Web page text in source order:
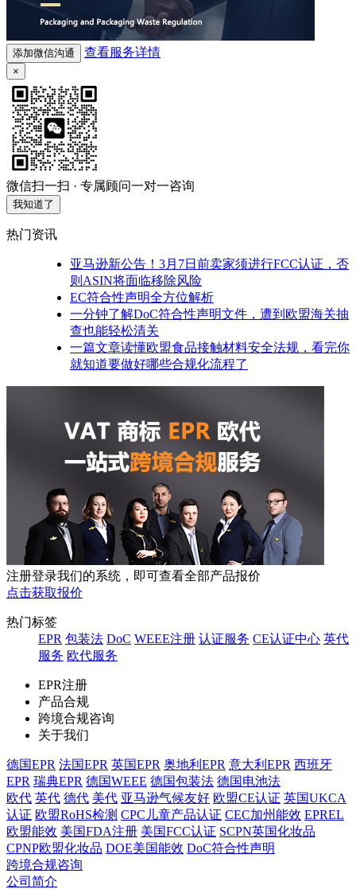
添加微信沟通 查看服务详情
×
微信扫一扫 · 专属顾问一对一咨询
我知道了
热门资讯
亚马逊新公告！3月7日前卖家须进行FCC认证，否
则ASIN将面临移除风险
EC符合性声明全方位解析
一分钟了解DoC符合性声明文件，遭到欧盟海关抽
查也能轻松清关
一篇文章读懂欧盟食品接触材料安全法规，看完你
就知道要做好哪些合规化流程了
注册登录我们的系统，即可查看全部产品报价
点击获取报价
热门标签
EPR 包装法 DoC WEEE注册 认证服务 CE认证中心 英代
服务 欧代服务
EPR注册
产品合规
跨境合规咨询
关于我们
德国EPR 法国EPR 英国EPR 奥地利EPR 意大利EPR 西班牙
EPR 瑞典EPR 德国WEEE 德国包装法 德国电池法
欧代 英代 德代 美代 亚马逊气候友好 欧盟CE认证 英国UKCA
认证 欧盟RoHS检测 CPC儿童产品认证 CEC加州能效 EPREL
欧盟能效 美国FDA注册 美国FCC认证 SCPN英国化妆品
CPNP欧盟化妆品 DOE美国能效 DoC符合性声明
跨境合规咨询
公司简介